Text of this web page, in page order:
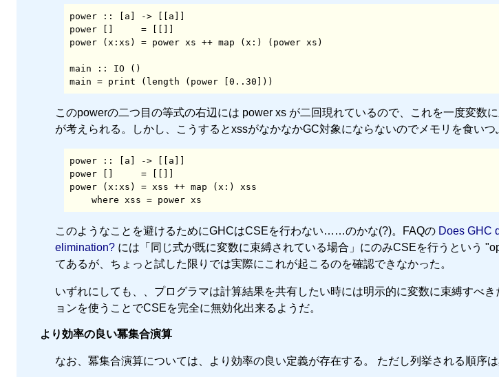
power :: [a] -> [[a]]
power []     = [[]]
power (x:xs) = power xs ++ map (x:) (power xs)
main :: IO ()
main = print (length (power [0..30]))
このpowerの二つ目の等式の右辺には power xs が二回現れているので、これを一度変数
が考えられる。しかし、こうするとxssがなかなかGC対象にならないのでメモリを食いつ
power :: [a] -> [[a]]
power []     = [[]]
power (x:xs) = xss ++ map (x:) xss
    where xss = power xs
このようなことを避けるためにGHCはCSEを行わない……のかな(?)。FAQの Does GHC
elimination?には「同じ式が既に変数に束縛されている場合」にのみCSEを行うという
てあるが、ちょっと試した限りでは実際にこれが起こるのを確認できなかった。
いずれにしても、、プログラマは計算結果を共有したい時には明示的に変数に束縛すべ
ョンを使うことでCSEを完全に無効化出来るようだ。
より効率の良い冪集合演算
なお、冪集合演算については、より効率の良い定義が存在する。 ただし列挙される順序は